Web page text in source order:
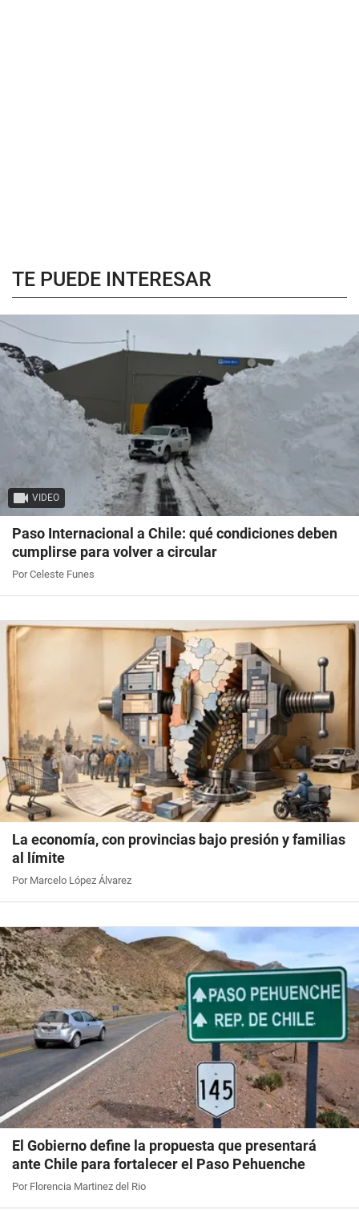
TE PUEDE INTERESAR
VIDEO
Paso Internacional a Chile: qué condiciones deben
cumplirse para volver a circular
Por Celeste Funes
La economía, con provincias bajo presión y familias
al límite
Por Marcelo López Álvarez
El Gobierno define la propuesta que presentará
ante Chile para fortalecer el Paso Pehuenche
Por Florencia Martinez del Rio